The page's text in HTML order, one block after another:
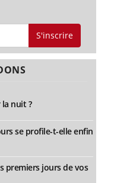
S'inscrire
nuit ?
se profile-t-elle enfin
premiers jours de vos